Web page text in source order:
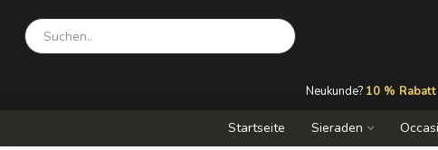
Neukunde? 10 % Rabatt
Startseite Sieraden